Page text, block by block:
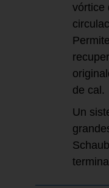
vórtice
de cal.
Un